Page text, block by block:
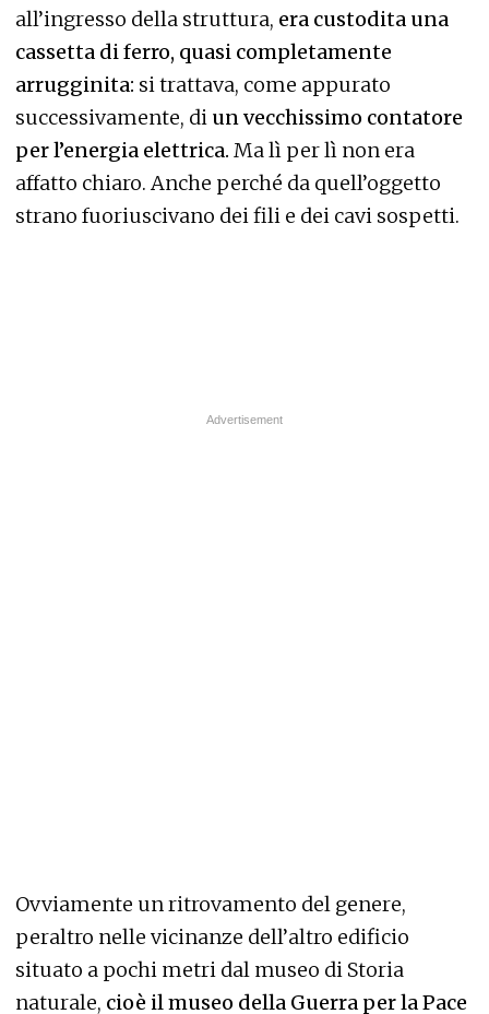
all’ingresso della struttura, era custodita una
cassetta di ferro, quasi completamente
arrugginita: si trattava, come appurato
successivamente, di un vecchissimo contatore
per l’energia elettrica. Ma lì per lì non era
affatto chiaro. Anche perché da quell’oggetto
strano fuoriuscivano dei fili e dei cavi sospetti.
Ovviamente un ritrovamento del genere,
peraltro nelle vicinanze dell’altro edificio
situato a pochi metri dal museo di Storia
naturale, cioè il museo della Guerra per la Pace